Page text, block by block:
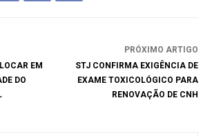
EM
DO
PRÓXIMO ARTIGO
STJ CONFIRMA EXIGÊNCIA DE
EXAME TOXICOLÓGICO PARA
RENOVAÇÃO DE CNH